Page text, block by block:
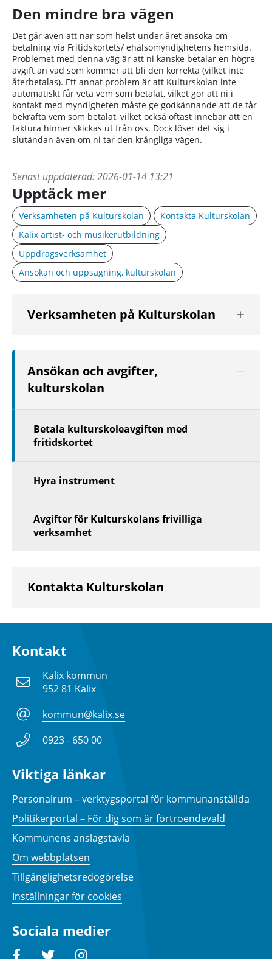
Den mindre bra vägen
Det går även att när som helst under året ansöka om
betalning via Fritidskortets/ ehälsomyndighetens hemsida.
Problemet med denna väg är att ni kanske betalar en högre
avgift än vad som kommer att bli den korrekta (vilket inte
återbetalas). Ett annat problem är att Kulturskolan inte
automatiskt får veta vem som betalat, vilket gör att ni i
kontakt med myndigheten måste ge godkännande att de får
bekräfta vem som betalat, vilket också oftast innebär att en
faktura hinner skickas ut från oss. Dock löser det sig i
slutändan även om ni tar den krångliga vägen.
Senast uppdaterad:2026-01-14 13:21
Upptäck mer
Verksamheten på Kulturskolan
Kontakta Kulturskolan
Kalix artist- och musikerutbildning
Uppdragsverksamhet
Ansökan och uppsägning, kulturskolan
Verksamheten på Kulturskolan
nästa
Ansökan och avgifter,
kulturskolan
Betala kulturskoleavgiften med
fritidskortet
Hyra instrument
Avgifter för Kulturskolans frivilliga
verksamhet
Kontakta Kulturskolan
Kontakt
Kalix kommun
952 81 Kalix
kommun@kalix.se
0923 - 650 00
Viktiga länkar
Personalrum – verktygsportal för kommunanställda
Politikerportal – För dig som är förtroendevald
Kommunens anslagstavla
Om webbplatsen
Tillgänglighetsredogörelse
Inställningar för cookies
Sociala medier
FacebookTwitterInstagram